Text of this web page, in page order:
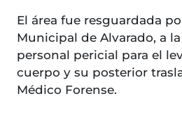
El área fue resguardada
Municipal de Alvarado, a
personal pericial para el
cuerpo y su posterior
Médico Forense.